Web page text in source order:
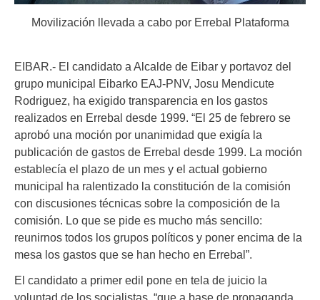
Movilización llevada a cabo por Errebal Plataforma
EIBAR.- El candidato a Alcalde de Eibar y portavoz del
grupo municipal Eibarko EAJ-PNV, Josu Mendicute
Rodriguez, ha exigido transparencia en los gastos
realizados en Errebal desde 1999. “El 25 de febrero se
aprobó una moción por unanimidad que exigía la
publicación de gastos de Errebal desde 1999. La moción
establecía el plazo de un mes y el actual gobierno
municipal ha ralentizado la constitución de la comisión
con discusiones técnicas sobre la composición de la
comisión. Lo que se pide es mucho más sencillo:
reunirnos todos los grupos políticos y poner encima de la
mesa los gastos que se han hecho en Errebal”.
El candidato a primer edil pone en tela de juicio la
voluntad de los socialistas, “que a base de propaganda